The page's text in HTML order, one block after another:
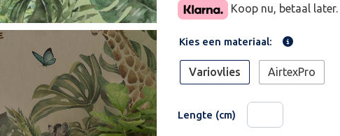
Koop nu, betaal later.
Kies een materiaal:
Variovlies AirtexPro
Lengte (cm)